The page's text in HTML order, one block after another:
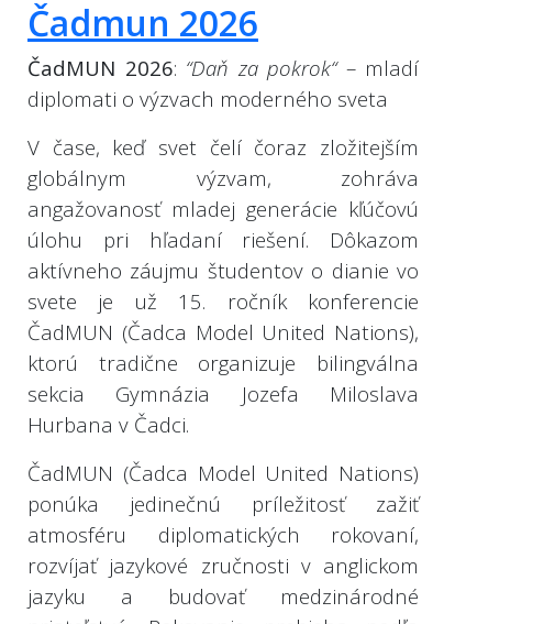
Čadmun 2026
ČadMUN 2026: “Daň za pokrok“– mladí
diplomati o výzvach moderného sveta
V čase, keď svet čelí čoraz zložitejším
globálnym výzvam, zohráva
angažovanosť mladej generácie kľúčovú
úlohu pri hľadaní riešení. Dôkazom
aktívneho záujmu študentov o dianie vo
svete je už 15. ročník konferencie
ČadMUN (Čadca Model United Nations),
ktorú tradične organizuje bilingválna
sekcia Gymnázia Jozefa Miloslava
Hurbana v Čadci.
ČadMUN (Čadca Model United Nations)
ponúka jedinečnú príležitosť zažiť
atmosféru diplomatických rokovaní,
rozvíjať jazykové zručnosti v anglickom
jazyku a budovať medzinárodné